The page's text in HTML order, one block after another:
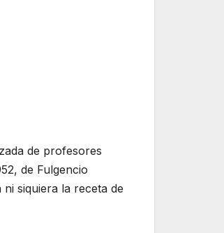
de profesores
de Fulgencio
siquiera la receta de